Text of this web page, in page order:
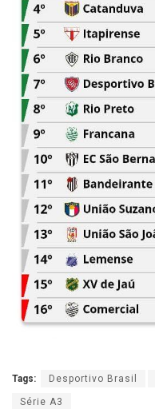
Tags: Desportivo Brasil
Série A3